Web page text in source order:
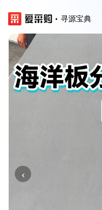
寻源宝典
‹